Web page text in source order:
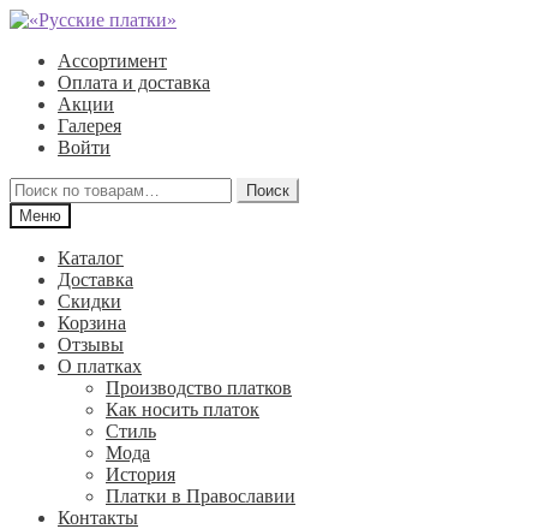
Перейти
навигации
Перейти
содержимому
Ассортимент
Оплата и доставка
Акции
Галерея
Войти
Искать:
Поиск
Меню
Каталог
Доставка
Скидки
Корзина
Отзывы
О платках
Производство платков
Как носить платок
Стиль
Мода
История
Платки в Православии
Контакты